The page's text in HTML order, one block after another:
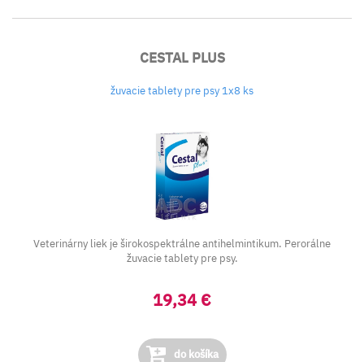
CESTAL PLUS
žuvacie tablety pre psy 1x8 ks
Veterinárny liek je širokospektrálne antihelmintikum. Perorálne
žuvacie tablety pre psy.
19,34 €
do košíka